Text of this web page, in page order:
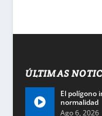
ÚLTIMAS
El polígono
normalidad
Ago 6, 2026